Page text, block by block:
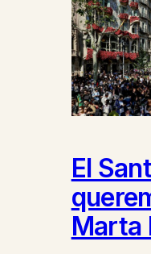
El
Marta